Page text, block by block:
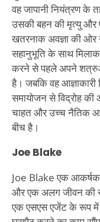
वह जापानी नियंत्रण
उसकी बहन की मृत्यु और
खतरनाक अवज्ञा की ओर
सहानुभूति के साथ
करने से पहले अपने
है। जबकि वह आज्ञाकारी
समायोजन से विद्रोह
चाहत और उच्च नैतिक
बीच है।
Joe Blake
Joe Blake एक आकर्षक,
और एक अलग जीवन की
एक एसएस एजेंट के रूप में